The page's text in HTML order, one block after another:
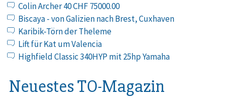
Colin Archer 40 CHF 75000.00
Biscaya - von Galizien nach Brest, Cuxhaven
Karibik-Törn der Theleme
Lift für Kat um Valencia
Highfield Classic 340HYP mit 25hp Yamaha
Neuestes TO-Magazin